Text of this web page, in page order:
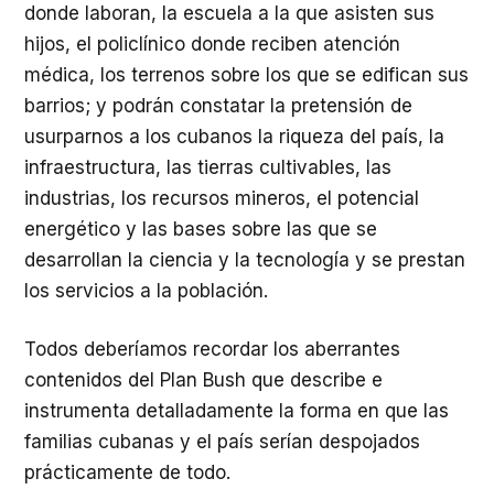
donde laboran, la escuela a la que asisten sus
hijos, el policlínico donde reciben atención
médica, los terrenos sobre los que se edifican sus
barrios; y podrán constatar la pretensión de
usurparnos a los cubanos la riqueza del país, la
infraestructura, las tierras cultivables, las
industrias, los recursos mineros, el potencial
energético y las bases sobre las que se
desarrollan la ciencia y la tecnología y se prestan
los servicios a la población.
Todos deberíamos recordar los aberrantes
contenidos del Plan Bush que describe e
instrumenta detalladamente la forma en que las
familias cubanas y el país serían despojados
prácticamente de todo.